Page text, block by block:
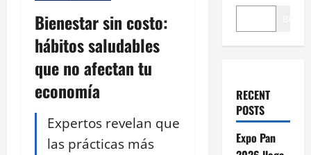
Bienestar sin costo:
hábitos saludables
que no afectan tu
economía
Expertos revelan que
las prácticas más
RECENT
POSTS
Expo Pan